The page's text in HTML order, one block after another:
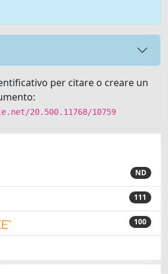
per citare o creare un
20.500.11768/10759
ND
111
100